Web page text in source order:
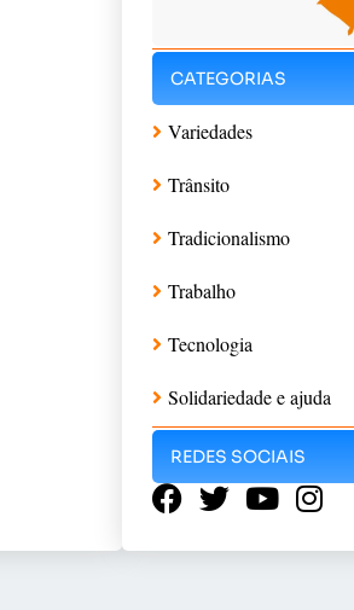
CATEGORIAS
Variedades
Trânsito
Tradicionalismo
Trabalho
Tecnologia
Solidariedade e ajuda
REDES SOCIAIS